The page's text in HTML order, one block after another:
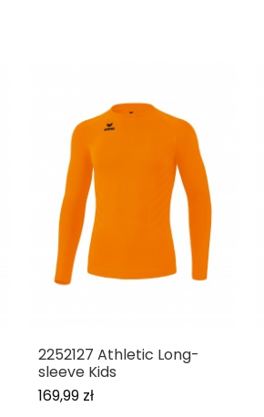
2252127 Athletic Long-
sleeve Kids
169,99 zł